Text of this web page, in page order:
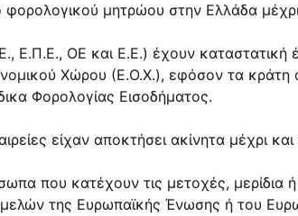
φορολογικού μητρώου στην Ελλάδα
Ε.Π.Ε., ΟΕ και Ε.Ε.) έχουν
Χώρου (Ε.Ο.Χ.), εφόσον τα κράτη
Φορολογίας Εισοδήματος.
είχαν αποκτήσει ακίνητα μέχρι
που κατέχουν τις μετοχές, μερίδια
μελών της Ευρωπαϊκής Ένωσης ή του